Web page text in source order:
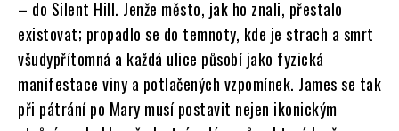
– do Silent Hill. Jenže město, jak ho znali, přestalo
existovat; propadlo se do temnoty, kde je strach a smrt
všudypřítomná a každá ulice působí jako fyzická
manifestace viny a potlačených vzpomínek. James se tak
při pátrání po Mary musí postavit nejen ikonickým